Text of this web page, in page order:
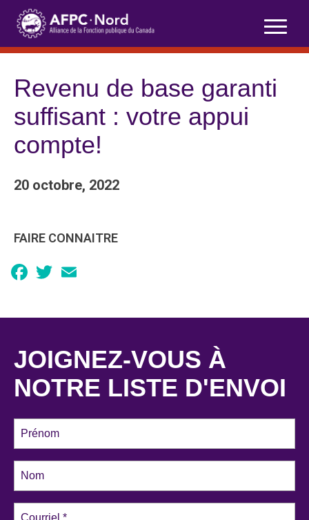
Skip
content
Revenu de base garanti
suffisant : votre appui
compte!
20 octobre, 2022
FAIRE CONNAITRE
Facebook
Twitter
JOIGNEZ-VOUS À
NOTRE LISTE D'ENVOI